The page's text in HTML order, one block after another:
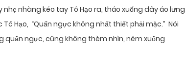
nhàng kéo tay Tô Hạo ra, tháo xuống dây áo lưng
Hạo, “Quấn ngực không nhất thiết phải mặc.” Nói
quấn ngực, cũng không thèm nhìn, ném xuống